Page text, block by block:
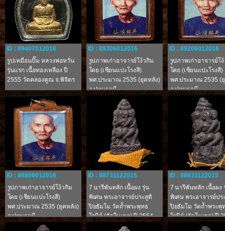
ID : 89407012016
รูปเหมือนปั๊ม หลวงพ่อหวั่น
รุ่นแรก เนื้อทองเหลือง ปี
2555 วัดคลองคูณ จ.พิจิตร
ID : 89306012016
รูปภาพเก่าอาจารย์โง้วกิม
โคย (เซียนแปะโรงสี)
พศ.ประมาณ 2535 (ยุคหลัง)
จ.ปทุมธานี
ID : 89206012016
รูปภาพเก่าอาจารย์โ
โคย (เซียนแปะโรงสี)
พศ.ประมาณ 2535 (
จ.ปทุมธานี
ID : 88806012016
รูปภาพเก่าอาจารย์โง้วกิม
โคย (เซียนแปะโรงสี)
พศ.ประมาณ 2535 (ยุคหลัง)
จ.ปทุมธานี
ID : 88731122015
7 นารีพันหลัก เนื้อผง รุ่น
พิเศษ พระอาจารย์ประสูติ
ปิยธัมโม วัดถ้ำพระพุทธ
โกษีย์ (วัดในเตา) ปี 2554
ID : 88631122015
7 นารีพันหลัก เนื้อผง
พิเศษ พระอาจารย์ปร
ปิยธัมโม วัดถ้ำพระพุ
โกษีย์ (วัดในเตา) ปี